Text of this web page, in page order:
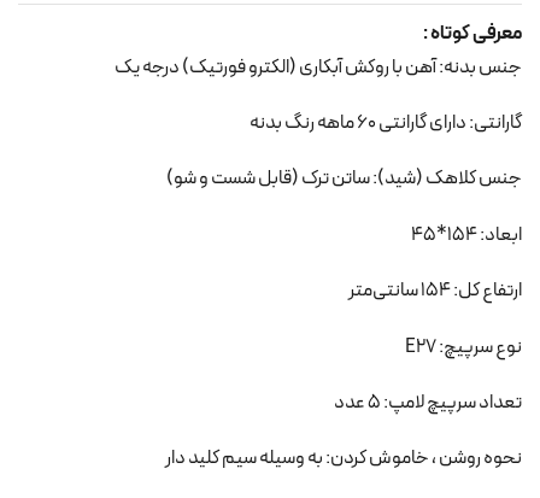
معرفی کوتاه :
جنس بدنه: آهن با روکش آبکاری (الکترو فورتیک) درجه یک
گارانتی: دارای گارانتی 60 ماهه رنگ بدنه
جنس کلاهک (شید): ساتن ترک (قابل شست و شو)
ابعاد: 154*45
ارتفاع کل: 154 سانتی‌متر
نوع سرپیچ: E27
تعداد سرپیچ لامپ: 5 عدد
نحوه روشن ، خاموش کردن: به وسیله سیم کلید دار